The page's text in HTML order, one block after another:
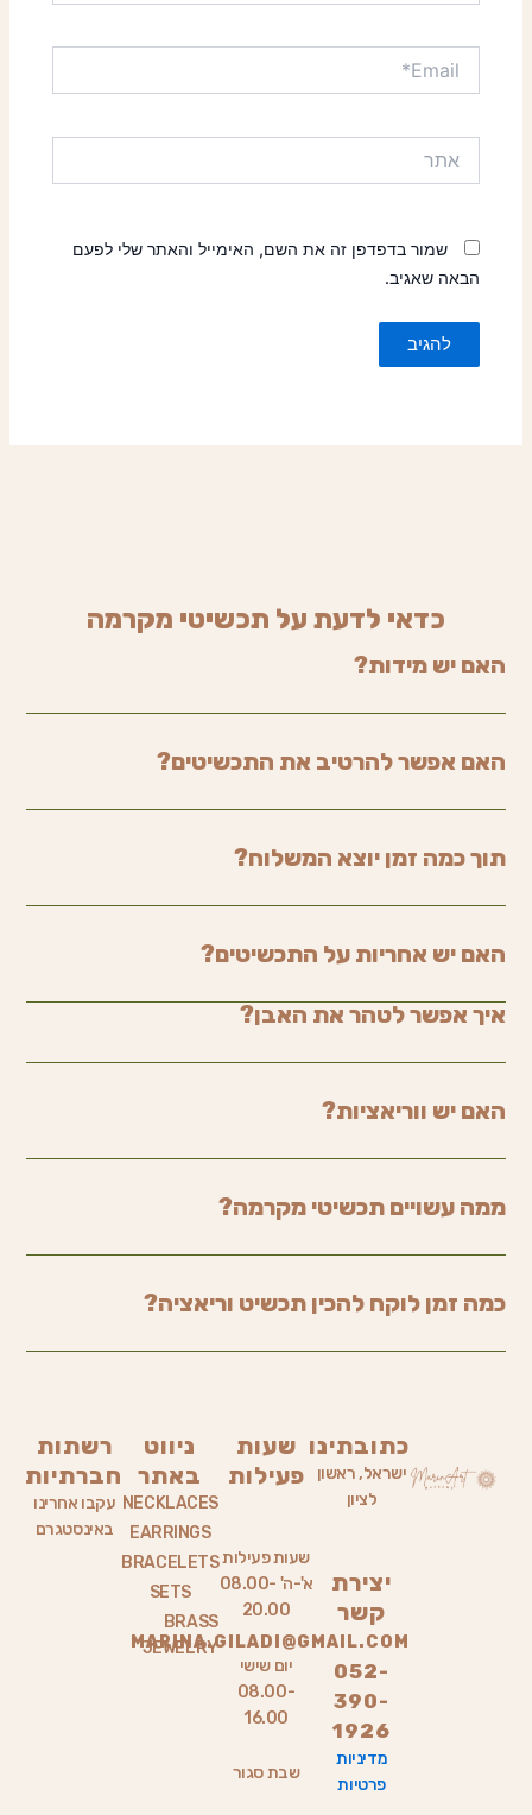
שמור בדפדפן זה את השם, האימייל והאתר שלי לפעם
הבאה שאגיב.
כדאי לדעת על תכשיטי מקרמה
האם יש מידות?
האם אפשר להרטיב את התכשיטים?
תוך כמה זמן יוצא המשלוח?
האם יש אחריות על התכשיטים?
איך אפשר לטהר את האבן?
האם יש ווריאציות?
ממה עשויים תכשיטי מקרמה?
כמה זמן לוקח להכין תכשיט וריאציה?
כתובתינו
ישראל, ראשון
לציון
יצירת
קשר
MARINA.GILADI@GMAIL.COM
052-
390-
1926
מדיניות
פרטיות
שעות
פעילות
שעות פעילות
א'-ה' 08.00-
20.00
יום שישי
08.00-
16.00
שבת סגור
ניווט
באתר
NECKLACES
EARRINGS
BRACELETS
SETS
BRASS
JEWELRY
רשתות
חברתיות
עקבו אחרינו
באינסטגרם